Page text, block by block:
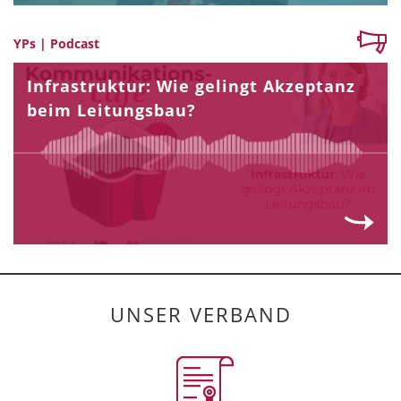
YPs | Podcast
Infrastruktur: Wie gelingt Akzeptanz
beim Leitungsbau?
UNSER VERBAND